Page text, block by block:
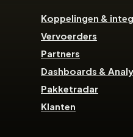
Koppelingen &
Vervoerders
Partners
Dashboards &
Pakketradar
Klanten